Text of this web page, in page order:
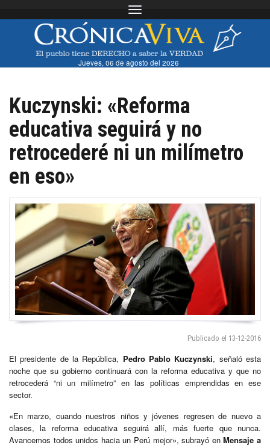
Toggle navigation
Jueves, 06 de agosto del 2026
Kuczynski: «Reforma
educativa seguirá y no
retrocederé ni un milímetro
en eso»
Publicado el 13-12-2016
El presidente de la República, Pedro Pablo Kuczynski, señaló esta
noche que su gobierno continuará con la reforma educativa y que no
retrocederá “ni un milímetro” en las políticas emprendidas en ese
sector.
«En marzo, cuando nuestros niños y jóvenes regresen de nuevo a
clases, la reforma educativa seguirá allí, más fuerte que nunca.
Avancemos todos unidos hacia un Perú mejor», subrayó enMensaje a